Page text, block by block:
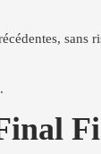
sans